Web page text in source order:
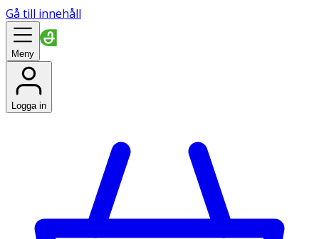
Gå till innehåll
Meny
Logga in